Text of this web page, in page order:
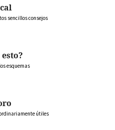
sencillos consejos
esquemas
útiles